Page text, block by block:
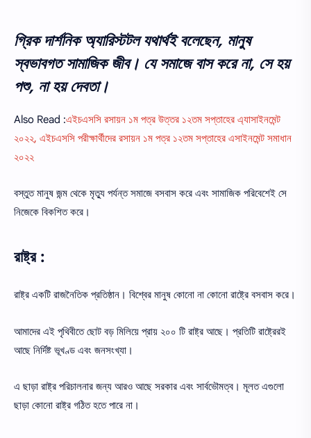
গ্রিক দার্শনিক অ্যারিস্টটল যথার্থই বলেছেন, মানুষ
স্বভাবগত সামাজিক জীব। যে সমাজে বাস করে না, সে হয়
পশু, না হয় দেবতা।
Also Read :এইচএসসি রসায়ন ১ম পত্র উত্তর ১২তম সপ্তাহের এ্যাসাইনমেন্ট
২০২২, এইচএসসি পরীক্ষার্থীদের রসায়ন ১ম পত্র ১২তম সপ্তাহের এসাইনমেন্ট সমাধান
২০২২
বস্তুত মানুষ জন্ম থেকে মৃত্যু পর্যন্ত সমাজে বসবাস করে এবং সামাজিক পরিবেশেই সে
নিজেকে বিকশিত করে।
রাষ্ট্র :
রাষ্ট্র একটি রাজনৈতিক প্রতিষ্ঠান। বিশ্বের মানুষ কোনো না কোনো রাষ্ট্রে বসবাস করে।
আমাদের এই পৃথিবীতে ছোট বড় মিলিয়ে প্রায় ২০০ টি রাষ্ট্র আছে। প্রতিটি রাষ্ট্রেরই
আছে নির্দিষ্ট ভূখণ্ড এবং জনসংখ্যা।
এ ছাড়া রাষ্ট্র পরিচালনার জন্য আরও আছে সরকার এবং সার্বভৌমত্ব। মূলত এগুলো
ছাড়া কোনো রাষ্ট্র গঠিত হতে পারে না।